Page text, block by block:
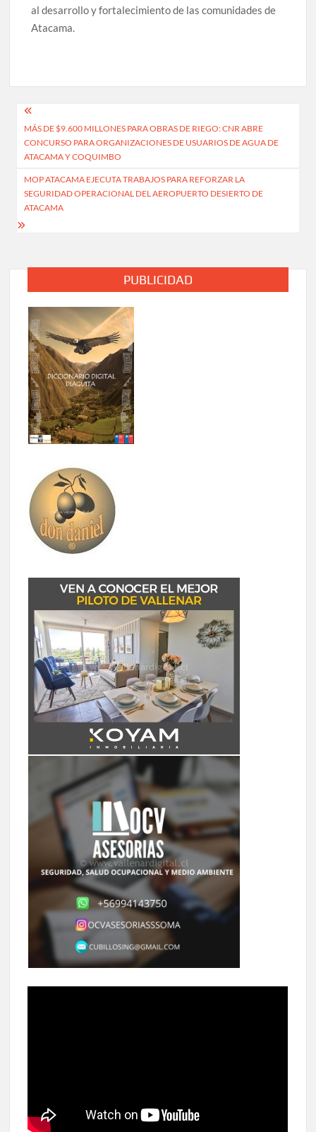
al desarrollo y fortalecimiento de las comunidades de
Atacama.
Navegación
de
entradas
MÁS DE $9.600 MILLONES PARA OBRAS DE RIEGO: CNR ABRE
CONCURSO PARA ORGANIZACIONES DE USUARIOS DE AGUA DE
ATACAMA Y COQUIMBO
MOP ATACAMA EJECUTA TRABAJOS PARA REFORZAR LA
SEGURIDAD OPERACIONAL DEL AEROPUERTO DESIERTO DE
ATACAMA
PUBLICIDAD